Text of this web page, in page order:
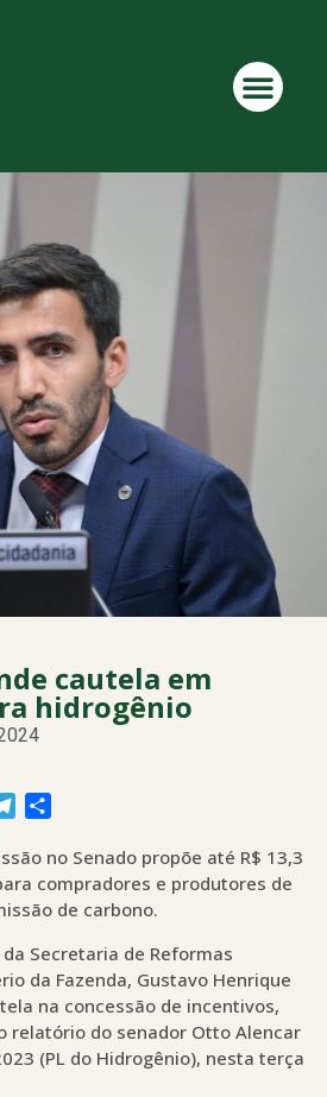
cautela em
hidrogênio
Telegram
no Senado propõe até R$ 13,3
compradores e produtores de
de carbono.
Secretaria de Reformas
da Fazenda, Gustavo Henrique
na concessão de incentivos,
relatório do senador Otto Alencar
(PL do Hidrogênio), nesta terça